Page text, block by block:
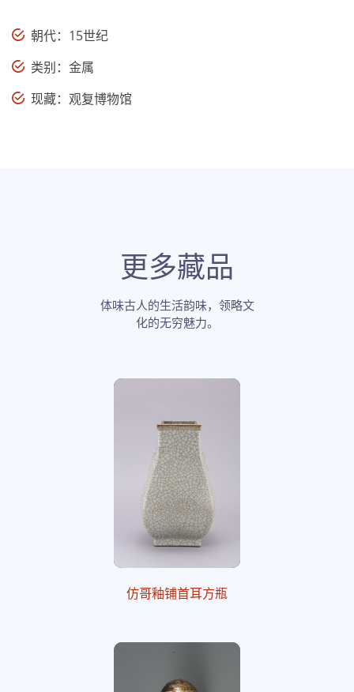
朝代：15世纪
类别：金属
现藏：观复博物馆
更多藏品
体味古人的生活韵味，领略文
化的无穷魅力。
仿哥釉铺首耳方瓶